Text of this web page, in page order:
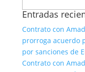
Entradas
Contrato con
prorroga acuerdo
por sanciones de
Contrato con